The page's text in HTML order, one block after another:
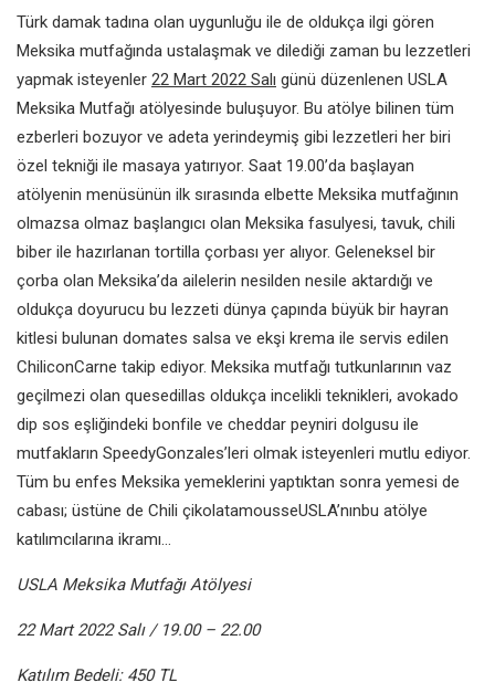
Türk damak tadına olan uygunluğu ile de oldukça ilgi gören
Meksika mutfağında ustalaşmak ve dilediği zaman bu lezzetleri
yapmak isteyenler 22 Mart 2022 Salı günü düzenlenen USLA
Meksika Mutfağı atölyesinde buluşuyor. Bu atölye bilinen tüm
ezberleri bozuyor ve adeta yerindeymiş gibi lezzetleri her biri
özel tekniği ile masaya yatırıyor. Saat 19.00’da başlayan
atölyenin menüsünün ilk sırasında elbette Meksika mutfağının
olmazsa olmaz başlangıcı olan Meksika fasulyesi, tavuk, chili
biber ile hazırlanan tortilla çorbası yer alıyor. Geleneksel bir
çorba olan Meksika’da ailelerin nesilden nesile aktardığı ve
oldukça doyurucu bu lezzeti dünya çapında büyük bir hayran
kitlesi bulunan domates salsa ve ekşi krema ile servis edilen
ChiliconCarne takip ediyor. Meksika mutfağı tutkunlarının vaz
geçilmezi olan quesedillas oldukça incelikli teknikleri, avokado
dip sos eşliğindeki bonfile ve cheddar peyniri dolgusu ile
mutfakların SpeedyGonzales’leri olmak isteyenleri mutlu ediyor.
Tüm bu enfes Meksika yemeklerini yaptıktan sonra yemesi de
cabası; üstüne de Chili çikolatamousseUSLA’nınbu atölye
katılımcılarına ikramı…
USLA Meksika Mutfağı Atölyesi
22 Mart 2022 Salı / 19.00 – 22.00
Katılım Bedeli: 450 TL